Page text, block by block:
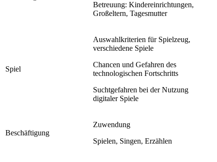
Betreuung: Kindereinrichtungen,
Großeltern, Tagesmutter
Spiel
Auswahlkriterien für Spielzeug,
verschiedene Spiele
Chancen und Gefahren des
technologischen Fortschritts
Suchtgefahren bei der Nutzung
digitaler Spiele
Beschäftigung
Zuwendung
Spielen, Singen, Erzählen